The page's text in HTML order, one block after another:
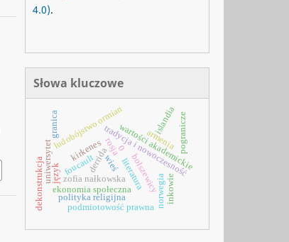
4.0).
Słowa kluczowe
rosja
tradycja i nowoczesność
ludobójstwo ormian
0
literatura
zofia nałkowska
uniwersytet wartości akademickie
dekonstrukcja ekonomia społeczna
derrida
foucault
język bolszewicy
polityka religijna
armenia
islandia
podmiotowość prawna
kirkenes
norwegia
pogranicze
granica
inkowie
wieś